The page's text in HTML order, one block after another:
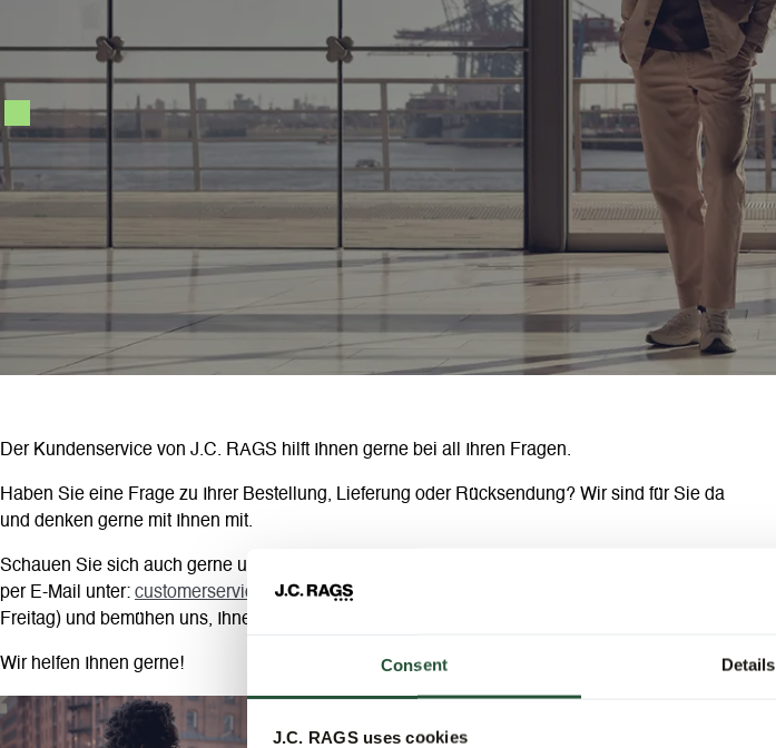
Consent Details
J.C. RAGS uses cookies
.
Der Kundenservice von J.C. RAGS hilft Ihnen gerne bei all Ihren Fragen.
Haben Sie eine Frage zu Ihrer Bestellung, Lieferung oder Rücksendung? Wir sind für Sie da
und denken gerne mit Ihnen mit.
Schauen Sie sich auch gerne unsere
per E-Mail unter: customerservice@jcrags.com
Freitag) und bemühen uns, Ihnen innerhalb von 24 bis 48 Stunden zu helfen.
Wir helfen Ihnen gerne!